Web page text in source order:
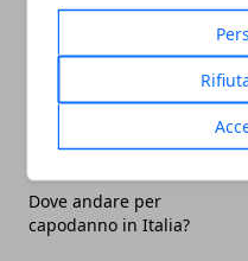
Dove andare per
capodanno in Italia?